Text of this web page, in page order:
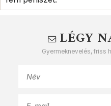
LÉGY
Gyermeknevelés, friss